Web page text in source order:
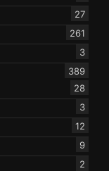
27
261
3
389
28
3
12
9
2